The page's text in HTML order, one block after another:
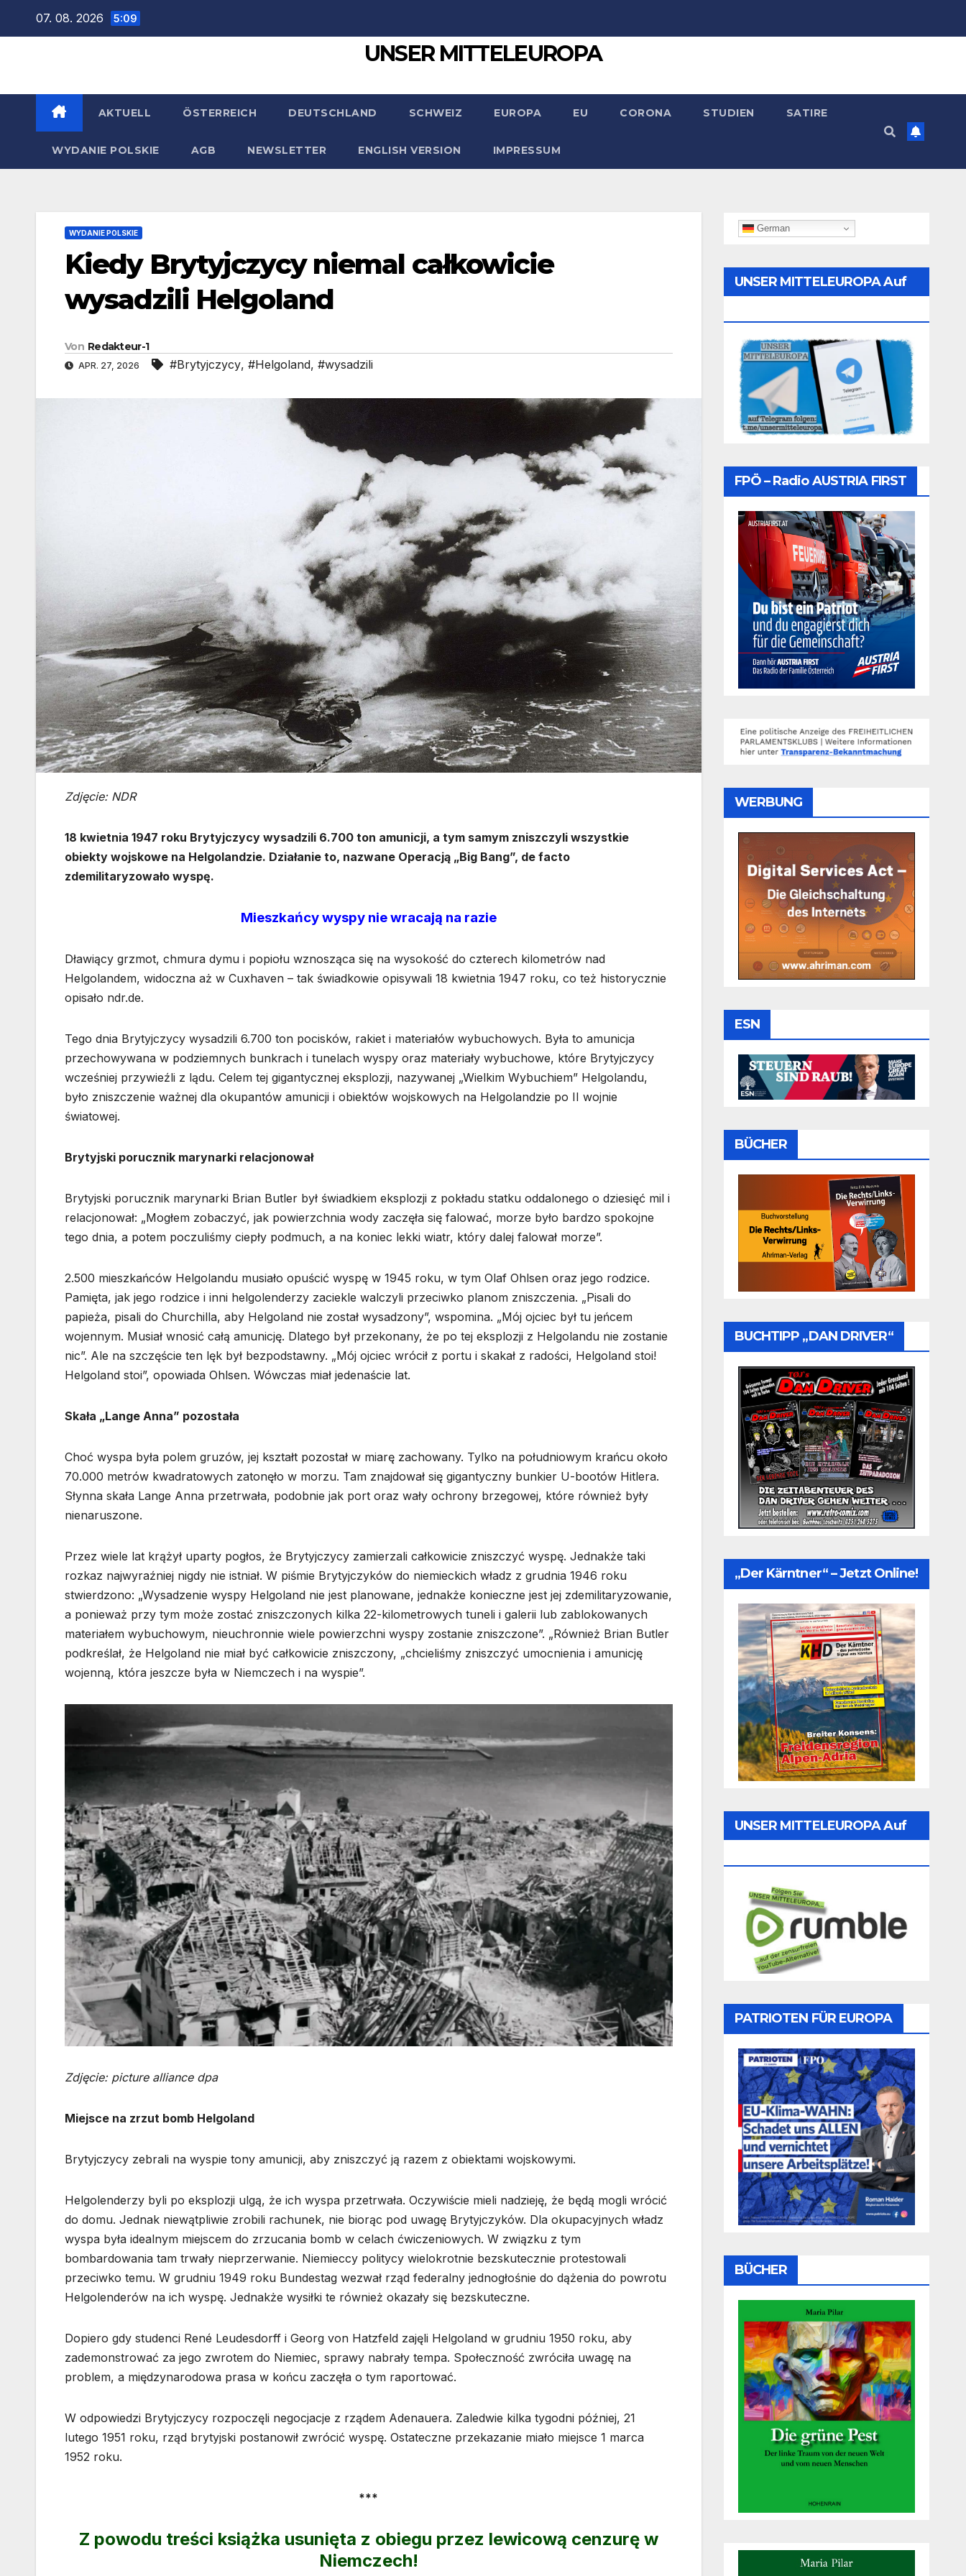
07. 08. 2026 5:09
UNSER MITTELEUROPA
AKTUELL ÖSTERREICH DEUTSCHLAND SCHWEIZ EUROPA EU CORONA STUDIEN SATIRE
WYDANIE POLSKIE AGB NEWSLETTER ENGLISH VERSION IMPRESSUM
WYDANIE POLSKIE
Kiedy Brytyjczycy niemal całkowicie
wysadzili Helgoland
Von Redakteur-1
APR. 27, 2026 #Brytyjczycy, #Helgoland, #wysadzili
Zdjęcie: NDR
18 kwietnia 1947 roku Brytyjczycy wysadzili 6.700 ton amunicji, a tym samym zniszczyli wszystkie
obiekty wojskowe na Helgolandzie. Działanie to, nazwane Operacją „Big Bang”, de facto
zdemilitaryzowało wyspę.
Mieszkańcy wyspy nie wracają na razie
Dławiący grzmot, chmura dymu i popiołu wznosząca się na wysokość do czterech kilometrów nad
Helgolandem, widoczna aż w Cuxhaven – tak świadkowie opisywali 18 kwietnia 1947 roku, co też historycznie
opisało ndr.de.
Tego dnia Brytyjczycy wysadzili 6.700 ton pocisków, rakiet i materiałów wybuchowych. Była to amunicja
przechowywana w podziemnych bunkrach i tunelach wyspy oraz materiały wybuchowe, które Brytyjczycy
wcześniej przywieźli z lądu. Celem tej gigantycznej eksplozji, nazywanej „Wielkim Wybuchiem” Helgolandu,
było zniszczenie ważnej dla okupantów amunicji i obiektów wojskowych na Helgolandzie po II wojnie
światowej.
Brytyjski porucznik marynarki relacjonował
Brytyjski porucznik marynarki Brian Butler był świadkiem eksplozji z pokładu statku oddalonego o dziesięć mil i
relacjonował: „Mogłem zobaczyć, jak powierzchnia wody zaczęła się falować, morze było bardzo spokojne
tego dnia, a potem poczuliśmy ciepły podmuch, a na koniec lekki wiatr, który dalej falował morze”.
2.500 mieszkańców Helgolandu musiało opuścić wyspę w 1945 roku, w tym Olaf Ohlsen oraz jego rodzice.
Pamięta, jak jego rodzice i inni helgolenderzy zaciekle walczyli przeciwko planom zniszczenia. „Pisali do
papieża, pisali do Churchilla, aby Helgoland nie został wysadzony”, wspomina. „Mój ojciec był tu jeńcem
wojennym. Musiał wnosić całą amunicję. Dlatego był przekonany, że po tej eksplozji z Helgolandu nie zostanie
nic”. Ale na szczęście ten lęk był bezpodstawny. „Mój ojciec wrócił z portu i skakał z radości, Helgoland stoi!
Helgoland stoi”, opowiada Ohlsen. Wówczas miał jedenaście lat.
Skała „Lange Anna” pozostała
Choć wyspa była polem gruzów, jej kształt pozostał w miarę zachowany. Tylko na południowym krańcu około
70.000 metrów kwadratowych zatonęło w morzu. Tam znajdował się gigantyczny bunkier U-bootów Hitlera.
Słynna skała Lange Anna przetrwała, podobnie jak port oraz wały ochrony brzegowej, które również były
nienaruszone.
Przez wiele lat krążył uparty pogłos, że Brytyjczycy zamierzali całkowicie zniszczyć wyspę. Jednakże taki
rozkaz najwyraźniej nigdy nie istniał. W piśmie Brytyjczyków do niemieckich władz z grudnia 1946 roku
stwierdzono: „Wysadzenie wyspy Helgoland nie jest planowane, jednakże konieczne jest jej zdemilitaryzowanie,
a ponieważ przy tym może zostać zniszczonych kilka 22-kilometrowych tuneli i galerii lub zablokowanych
materiałem wybuchowym, nieuchronnie wiele powierzchni wyspy zostanie zniszczone”. „Również Brian Butler
podkreślał, że Helgoland nie miał być całkowicie zniszczony, „chcieliśmy zniszczyć umocnienia i amunicję
wojenną, która jeszcze była w Niemczech i na wyspie”.
Zdjęcie: picture alliance dpa
Miejsce na zrzut bomb Helgoland
Brytyjczycy zebrali na wyspie tony amunicji, aby zniszczyć ją razem z obiektami wojskowymi.
Helgolenderzy byli po eksplozji ulgą, że ich wyspa przetrwała. Oczywiście mieli nadzieję, że będą mogli wrócić
do domu. Jednak niewątpliwie zrobili rachunek, nie biorąc pod uwagę Brytyjczyków. Dla okupacyjnych władz
wyspa była idealnym miejscem do zrzucania bomb w celach ćwiczeniowych. W związku z tym
bombardowania tam trwały nieprzerwanie. Niemieccy politycy wielokrotnie bezskutecznie protestowali
przeciwko temu. W grudniu 1949 roku Bundestag wezwał rząd federalny jednogłośnie do dążenia do powrotu
Helgolenderów na ich wyspę. Jednakże wysiłki te również okazały się bezskuteczne.
Dopiero gdy studenci René Leudesdorff i Georg von Hatzfeld zajęli Helgoland w grudniu 1950 roku, aby
zademonstrować za jego zwrotem do Niemiec, sprawy nabrały tempa. Społeczność zwróciła uwagę na
problem, a międzynarodowa prasa w końcu zaczęła o tym raportować.
W odpowiedzi Brytyjczycy rozpoczęli negocjacje z rządem Adenauera. Zaledwie kilka tygodni później, 21
lutego 1951 roku, rząd brytyjski postanowił zwrócić wyspę. Ostateczne przekazanie miało miejsce 1 marca
1952 roku.
***
Z powodu treści książka usunięta z obiegu przez lewicową cenzurę w
Niemczech!
German
UNSER MITTELEUROPA Auf
FPÖ – Radio AUSTRIA FIRST
WERBUNG
ESN
BÜCHER
BUCHTIPP „DAN DRIVER“
„Der Kärntner“ – Jetzt Online!
UNSER MITTELEUROPA Auf
PATRIOTEN FÜR EUROPA
BÜCHER